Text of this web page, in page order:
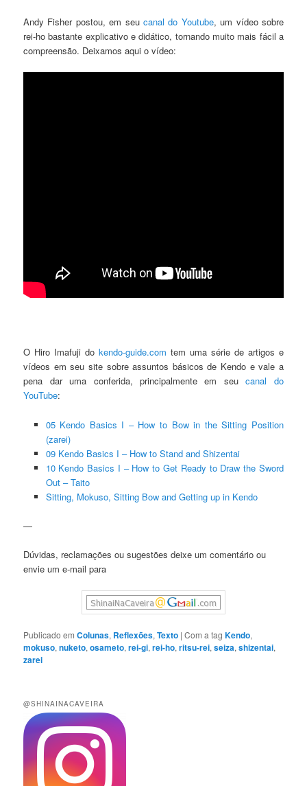
Andy Fisher postou, em seu canal do Youtube, um vídeo sobre
rei-ho bastante explicativo e didático, tornando muito mais fácil a
compreensão. Deixamos aqui o vídeo:
O Hiro Imafuji dokendo-guide.com tem uma série de artigos e
vídeos em seu site sobre assuntos básicos de Kendo e vale a
pena dar uma conferida, principalmente em seucanal do
YouTube:
05 Kendo Basics I – How to Bow in the Sitting Position
(zarei)
09 Kendo Basics I – How to Stand and Shizentai
10 Kendo Basics I – How to Get Ready to Draw the Sword
Out – Taito
Sitting, Mokuso, Sitting Bow and Getting up in Kendo
—
Dúvidas, reclamações ou sugestões deixe um comentário ou
envie um e-mail para
Publicado em Colunas, Reflexões,Texto |Com a tagKendo,
mokuso,nuketo,osameto,rei-gi,rei-ho,ritsu-rei,seiza,shizentai,
zarei
@SHINAINACAVEIRA